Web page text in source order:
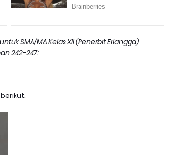
SMA/MA Kelas XII (Penerbit Erlangga)
242-247: